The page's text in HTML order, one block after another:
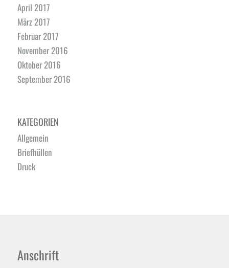
April 2017
März 2017
Februar 2017
November 2016
Oktober 2016
September 2016
KATEGORIEN
Allgemein
Briefhüllen
Druck
Anschrift